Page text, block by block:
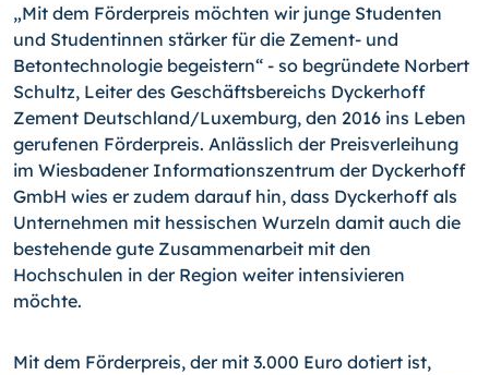
„Mit dem Förderpreis möchten wir junge Studenten
und Studentinnen stärker für die Zement- und
Betontechnologie begeistern“ - so begründete Norbert
Schultz, Leiter des Geschäftsbereichs Dyckerhoff
Zement Deutschland/Luxemburg, den 2016 ins Leben
gerufenen Förderpreis. Anlässlich der Preisverleihung
im Wiesbadener Informationszentrum der Dyckerhoff
GmbH wies er zudem darauf hin, dass Dyckerhoff als
Unternehmen mit hessischen Wurzeln damit auch die
bestehende gute Zusammenarbeit mit den
Hochschulen in der Region weiter intensivieren
möchte.
Mit dem Förderpreis, der mit 3.000 Euro dotiert ist,